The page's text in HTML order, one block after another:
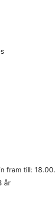
fram till: 18.00.
år